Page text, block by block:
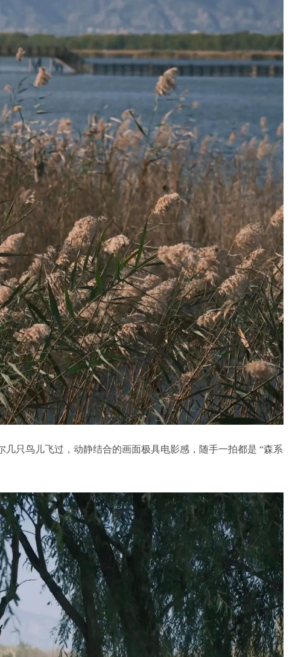
几只鸟儿飞过，动静结合的画面极具电影感，随手一拍都是 “森系